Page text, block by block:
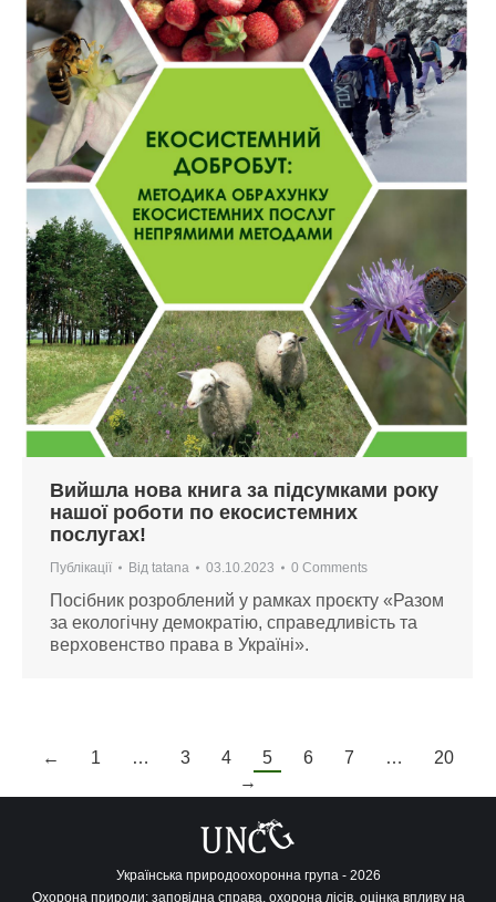
Вийшла нова книга за підсумками року
нашої роботи по екосистемних
послугах!
Публікації Від tatana 03.10.2023 0 Comments
Посібник розроблений у рамках проєкту «Разом
за екологічну демократію, справедливість та
верховенство права в Україні».
← 1 … 3 4 5 6 7 …
20
→
Українська природоохоронна група - 2026
Охорона природи: заповідна справа, охорона лісів, оцінка впливу на